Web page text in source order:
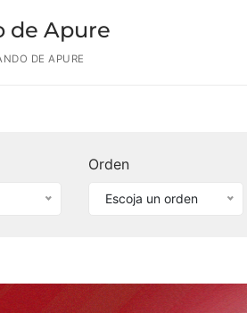
de Apure
DE APURE
Orden
Escoja un orden